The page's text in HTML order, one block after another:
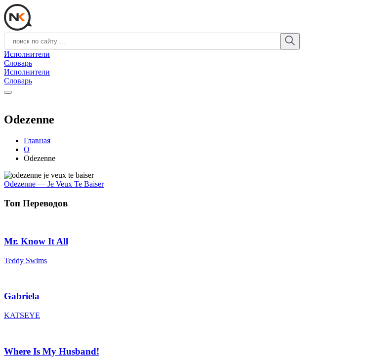
Исполнители
Словарь
Исполнители
Словарь
Odezenne
Главная
O
Odezenne
Odezenne — Je Veux Te Baiser
Топ Переводов
Mr. Know It All
Teddy Swims
Gabriela
KATSEYE
Where Is My Husband!